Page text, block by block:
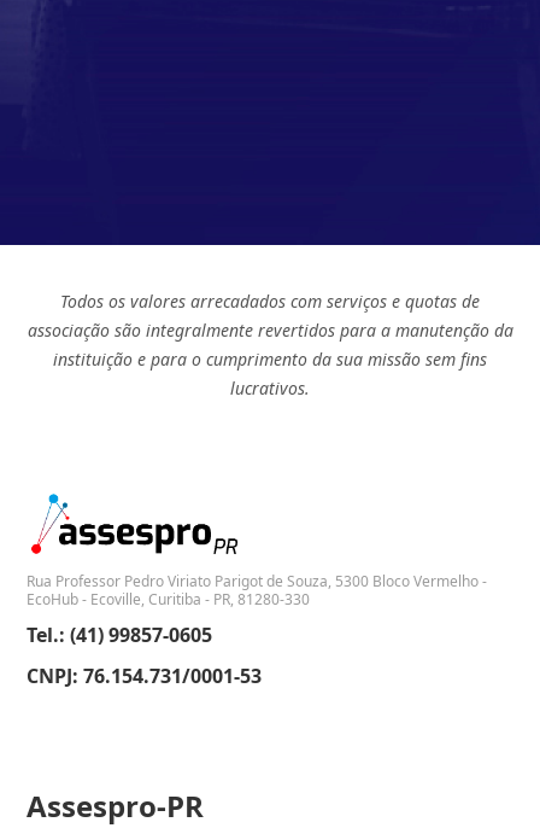
Todos os valores arrecadados com serviços e quotas de
associação são integralmente revertidos para a manutenção da
instituição e para o cumprimento da sua missão sem fins
lucrativos.
Rua Professor Pedro Viriato Parigot de Souza, 5300 Bloco Vermelho -
EcoHub - Ecoville, Curitiba - PR, 81280-330
Tel.: (41) 99857-0605
CNPJ: 76.154.731/0001-53
Assespro-PR